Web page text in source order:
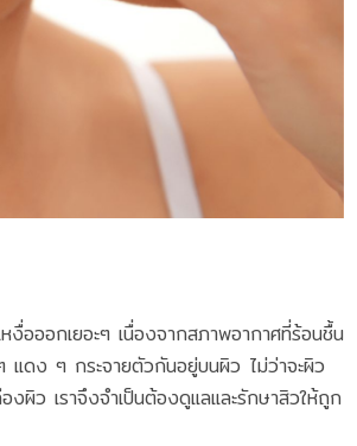
อออกเยอะๆ เนื่องจากสภาพอากาศที่ร้อนชื้น
แดง ๆ กระจายตัวกันอยู่บนผิว ไม่ว่าจะผิว
ผิว เราจึงจำเป็นต้องดูแลและรักษาสิวให้ถูก